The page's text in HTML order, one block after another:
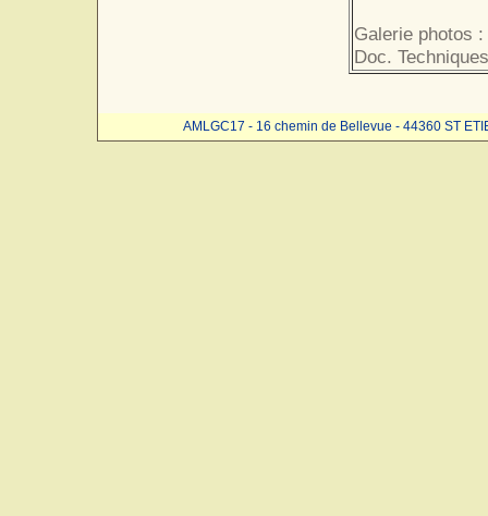
Galerie photos :
Doc.
AMLGC17 - 16 chemin de Bellevue - 44360 ST